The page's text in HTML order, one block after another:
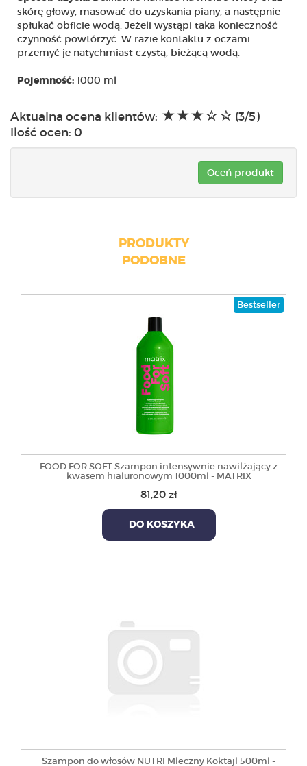
skórę głowy, masować do uzyskania piany, a następnie
spłukać obficie wodą. Jeżeli wystąpi taka konieczność
czynność powtórzyć. W razie kontaktu z oczami
przemyć je natychmiast czystą, bieżącą wodą.
Pojemność: 1000 ml
Aktualna ocena klientów:
(3/5)
Ilość ocen: 0
Oceń produkt
PRODUKTY
PODOBNE
Bestseller
FOOD FOR SOFT Szampon intensywnie nawilżający z
kwasem hialuronowym 1000ml - MATRIX
81,20 zł
DO KOSZYKA
Szampon do włosów NUTRI Mleczny Koktajl 500ml -